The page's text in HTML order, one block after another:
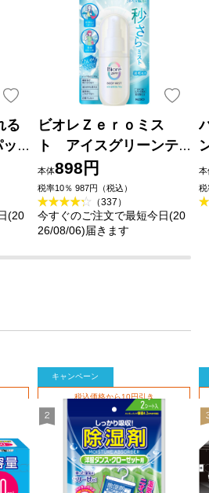
る
(20
ビオレＺｅｒｏミス
ト アイスグリーンテ
ィーの香り ６０ｍＬ 花
王
本体898円
税率10％ 987円（税込）
（337）
今すぐのご注文で最短今日(20
26/08/06)届きます
本
税
キャンペーン
税込価格から10円引き